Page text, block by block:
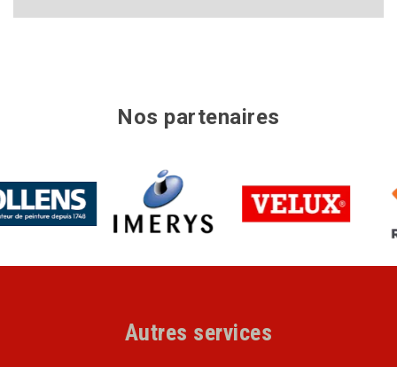
Nos partenaires
Autres services